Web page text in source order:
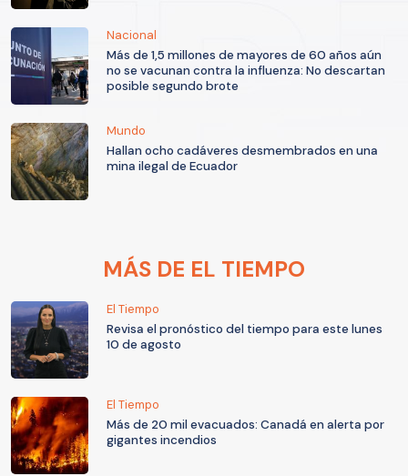
Nacional
Más de 1,5 millones de mayores de 60 años aún
no se vacunan contra la influenza: No descartan
posible segundo brote
Mundo
Hallan ocho cadáveres desmembrados en una
mina ilegal de Ecuador
MÁS DE EL TIEMPO
El Tiempo
Revisa el pronóstico del tiempo para este lunes
10 de agosto
El Tiempo
Más de 20 mil evacuados: Canadá en alerta por
gigantes incendios